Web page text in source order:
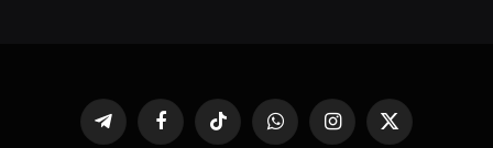
X
الانستغرامواتساب تيكتوك فيسبوك تيلقرام